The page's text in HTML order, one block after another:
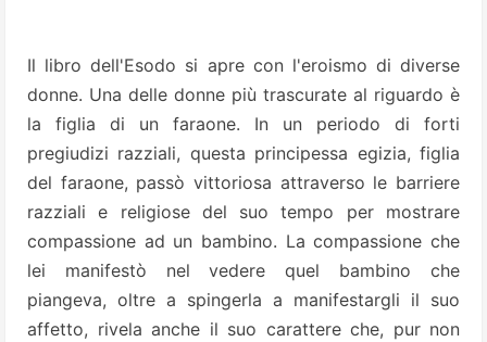
Il libro dell'Esodo si apre con l'eroismo di diverse
donne. Una delle donne più trascurate al riguardo è
la figlia di un faraone. In un periodo di forti
pregiudizi razziali, questa principessa egizia, figlia
del faraone, passò vittoriosa attraverso le barriere
razziali e religiose del suo tempo per mostrare
compassione ad un bambino. La compassione che
lei manifestò nel vedere quel bambino che
piangeva, oltre a spingerla a manifestargli il suo
affetto, rivela anche il suo carattere che, pur non